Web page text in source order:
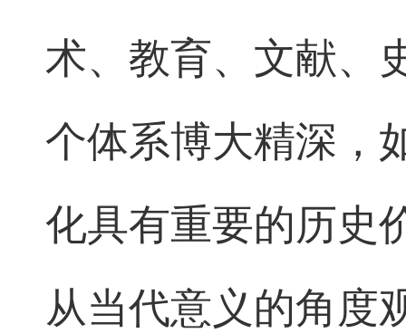
术、教育、文献、
个体系博大精深，
化具有重要的历史
从当代意义的角度